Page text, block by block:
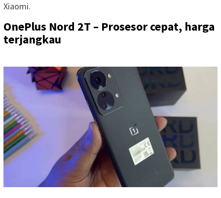
Xiaomi.
OnePlus Nord 2T – Prosesor cepat, harga
terjangkau